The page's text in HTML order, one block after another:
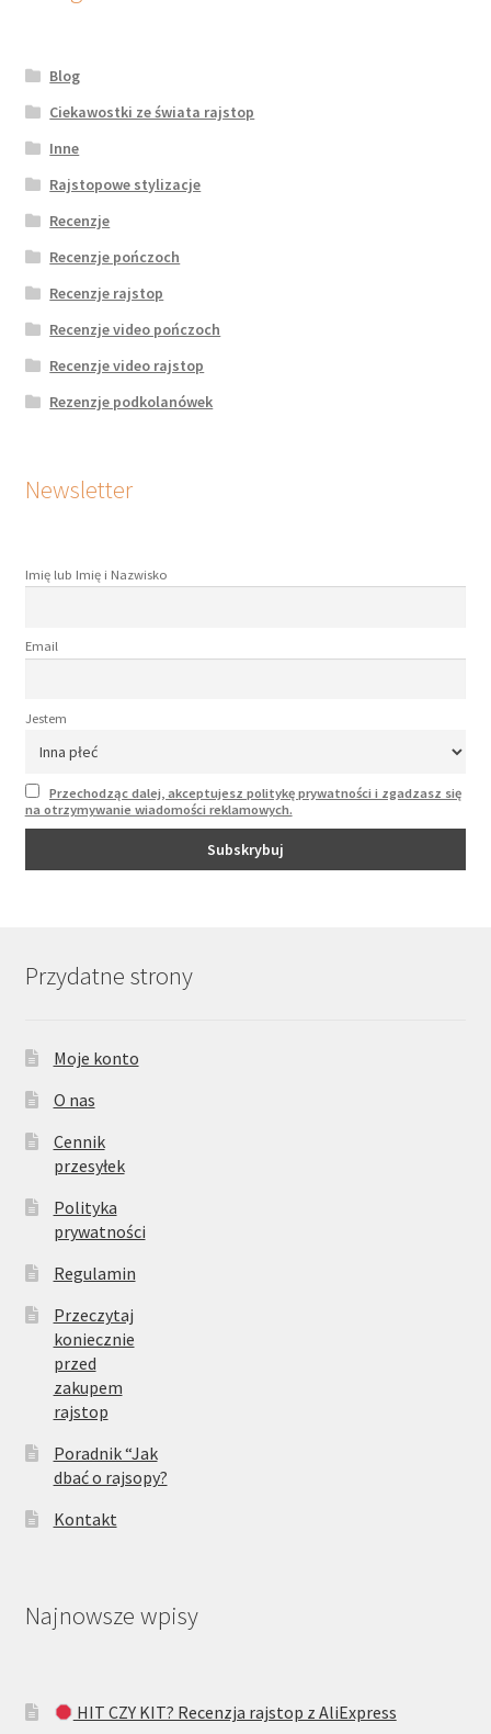
Blog
Ciekawostki ze świata rajstop
Inne
Rajstopowe stylizacje
Recenzje
Recenzje pończoch
Recenzje rajstop
Recenzje video pończoch
Recenzje video rajstop
Rezenzje podkolanówek
Newsletter
Imię lub Imię i Nazwisko
Email
Jestem
Przechodząc dalej, akceptujesz politykę prywatności i zgadzasz się
na otrzymywanie wiadomości reklamowych.
Przydatne strony
Moje konto
O nas
Cennik
przesyłek
Polityka
prywatności
Regulamin
Przeczytaj
koniecznie
przed
zakupem
rajstop
Poradnik “Jak
dbać o rajsopy?
Kontakt
Najnowsze wpisy
HIT CZY KIT? Recenzja rajstop z AliExpress